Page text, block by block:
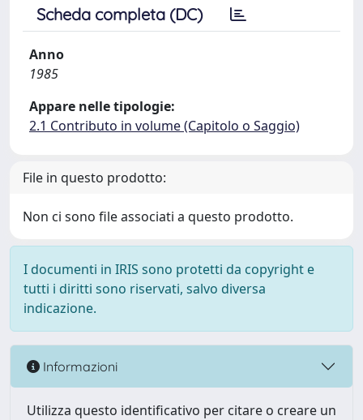
Scheda completa (DC)
Anno
1985
Appare nelle tipologie:
2.1 Contributo in volume (Capitolo o Saggio)
File in questo prodotto:
Non ci sono file associati a questo prodotto.
I documenti in IRIS sono protetti da copyright e
tutti i diritti sono riservati, salvo diversa
indicazione.
Informazioni
Utilizza questo identificativo per citare o creare un